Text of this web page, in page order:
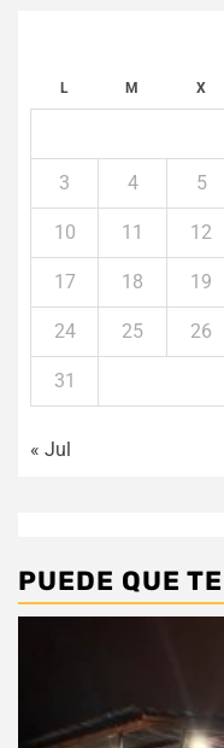
L M X
3 4 5
10 11 12
17 18 19
24 25 26
31
« Jul
PUEDE QUE